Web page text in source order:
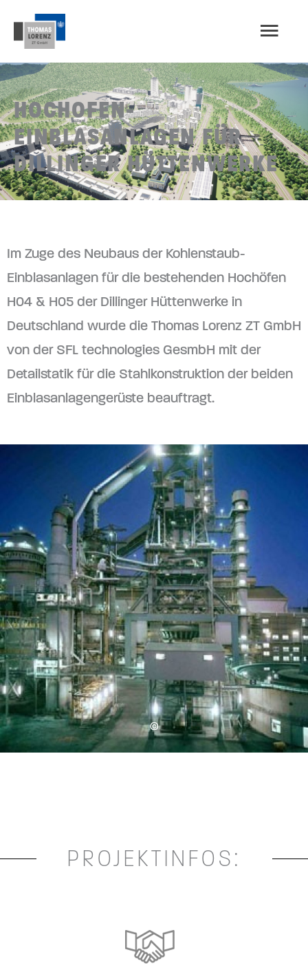
Inhalt
springen
HOCHOFEN-
EINBLASANLAGEN FÜR
DILLINGER HÜTTENWERKE
Im Zuge des Neubaus der Kohlenstaub-
Einblasanlagen für die bestehenden Hochöfen
H04 & H05 der Dillinger Hüttenwerke in
Deutschland wurde die Thomas Lorenz ZT GmbH
von der SFL technologies GesmbH mit der
Detailstatik für die Stahlkonstruktion der beiden
Einblasanlagengerüste beauftragt.
©
PROJEKTINFOS: